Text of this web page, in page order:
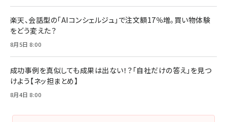
楽天、会話型の「AIコンシェルジュ」で注文額17％増。買い物体験
をどう変えた？
8月5日 8:00
成功事例を真似しても成果は出ない！？「自社だけの答え」を見つ
けよう【ネッ担まとめ】
8月4日 8:00